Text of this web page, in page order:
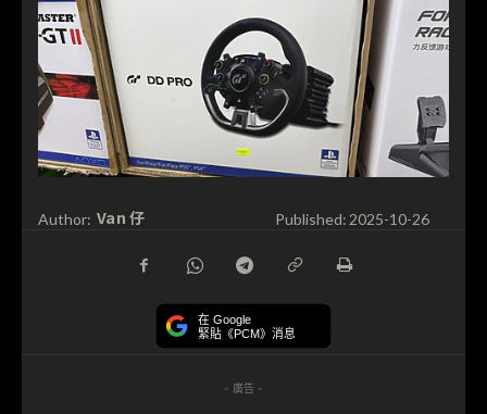
Author: Van 仔 Published: 2025-10-26
在 Google
緊貼《PCM》消息
- 廣告 -